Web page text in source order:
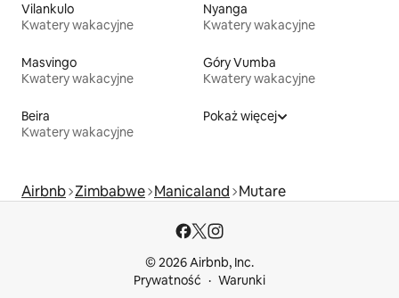
Vilankulo
Kwatery wakacyjne
Nyanga
Kwatery wakacyjne
Masvingo
Kwatery wakacyjne
Góry Vumba
Kwatery wakacyjne
Beira
Kwatery wakacyjne
Pokaż więcej
Airbnb Zimbabwe Manicaland Mutare
© 2026 Airbnb, Inc.
Prywatność
Warunki